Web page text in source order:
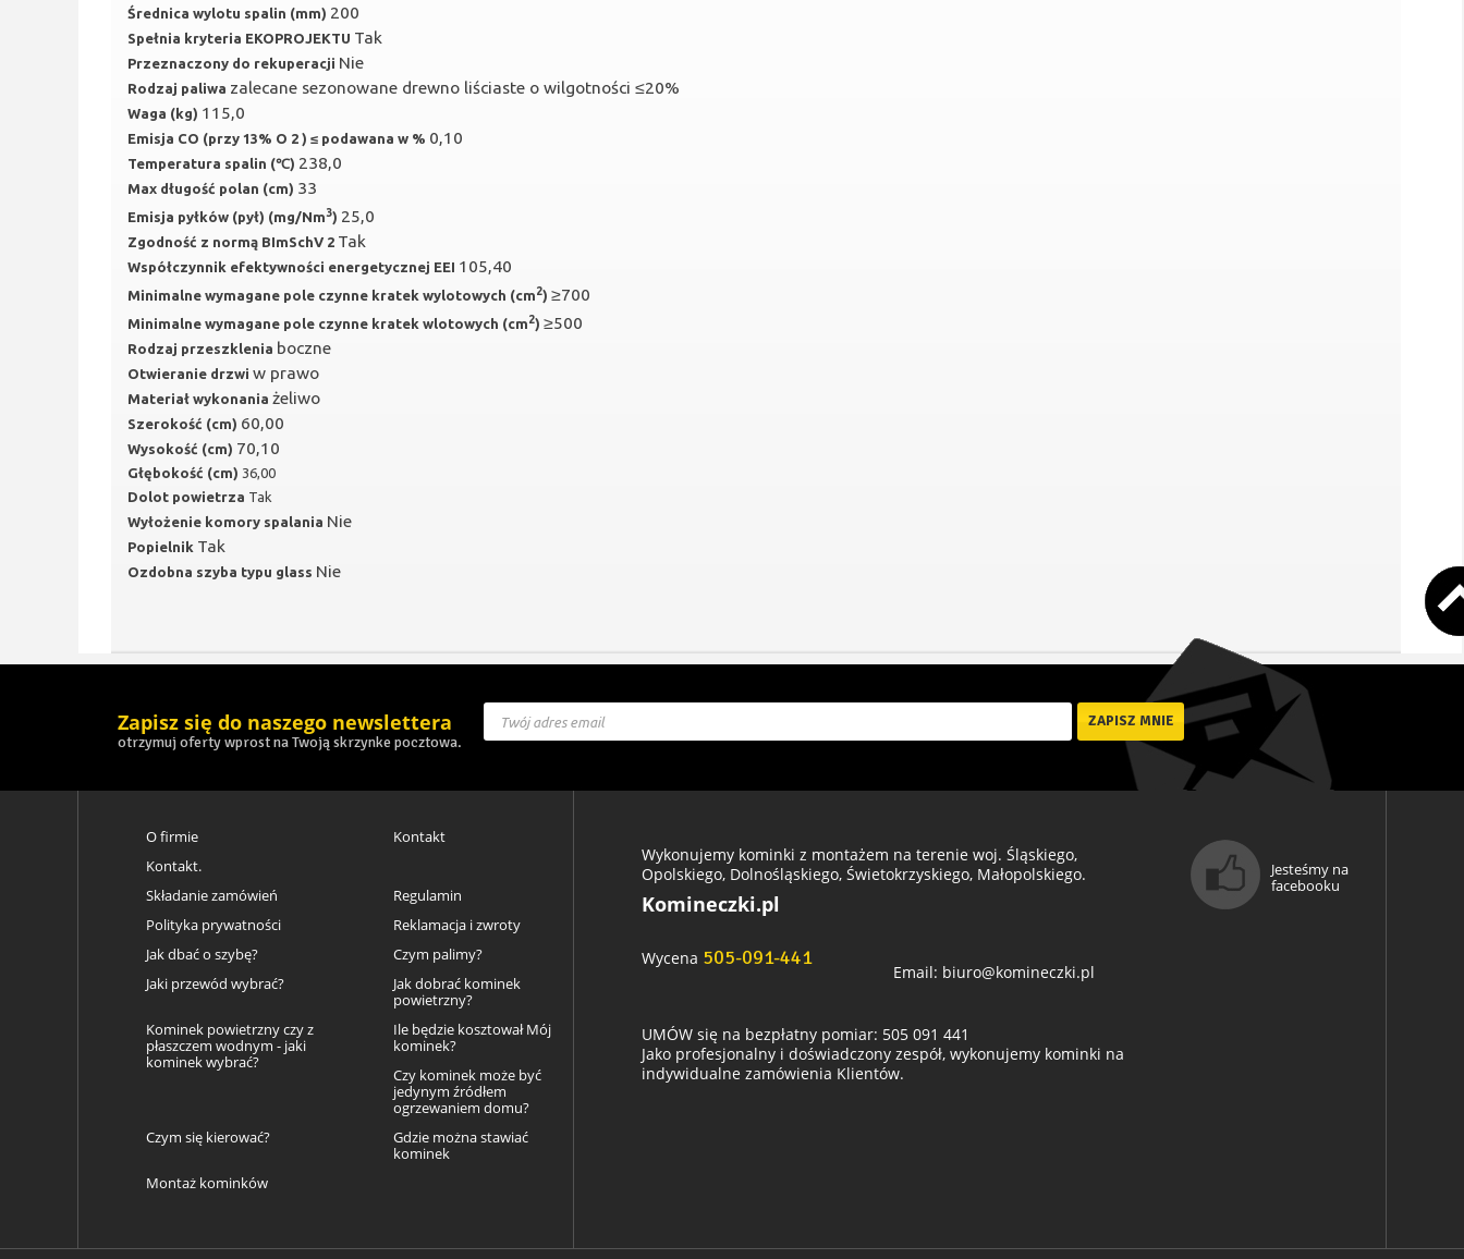
Średnica wylotu spalin (mm) 200
Spełnia kryteria EKOPROJEKTU Tak
Przeznaczony do rekuperacji Nie
Rodzaj paliwa zalecane sezonowane drewno liściaste o wilgotności ≤20%
Waga (kg) 115,0
Emisja CO (przy 13% O 2 ) ≤ podawana w % 0,10
Temperatura spalin (℃) 238,0
Max długość polan (cm) 33
Emisja pyłków (pył) (mg/Nm3) 25,0
Zgodność z normą BImSchV 2 Tak
Współczynnik efektywności energetycznej EEI 105,40
Minimalne wymagane pole czynne kratek wylotowych (cm2) ≥700
Minimalne wymagane pole czynne kratek wlotowych (cm2) ≥500
Rodzaj przeszklenia boczne
Otwieranie drzwi w prawo
Materiał wykonania żeliwo
Szerokość (cm) 60,00
Wysokość (cm) 70,10
Głębokość (cm) 36,00
Dolot powietrza Tak
Wyłożenie komory spalania Nie
Popielnik Tak
Ozdobna szyba typu glass Nie
Zapisz się do naszego newslettera
otrzymuj oferty wprost na Twoją skrzynke pocztowa.
O firmie
Kontakt
Kontakt.
Składanie zamówień
Regulamin
Polityka prywatności
Reklamacja i zwroty
Jak dbać o szybę?
Czym palimy?
Jaki przewód wybrać?
Jak dobrać kominek
powietrzny?
Kominek powietrzny czy z
płaszczem wodnym - jaki
kominek wybrać?
Ile będzie kosztował Mój
kominek?
Czy kominek może być
jedynym źródłem
ogrzewaniem domu?
Czym się kierować?
Gdzie można stawiać
kominek
Montaż kominków
Wykonujemy kominki z montażem na terenie woj. Śląskiego,
Opolskiego, Dolnośląskiego, Świetokrzyskiego, Małopolskiego.
Komineczki.pl
Wycena 505-091-441
Email: biuro@komineczki.pl
UMÓW się na bezpłatny pomiar: 505 091 441
Jako profesjonalny i doświadczony zespół, wykonujemy kominki na
indywidualne zamówienia Klientów.
Jesteśmy na
facebooku